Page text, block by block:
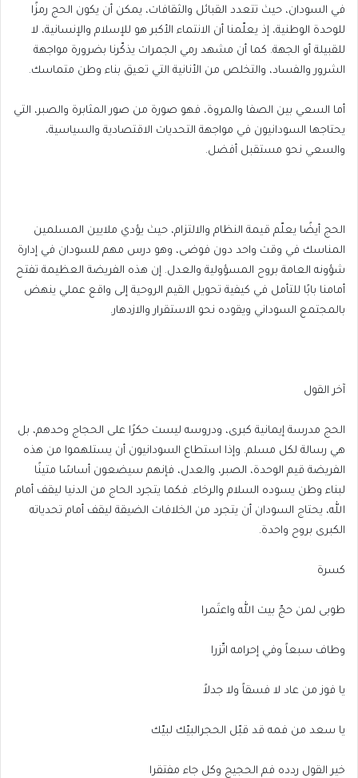
في السودان، حيث تتعدد القبائل والثقافات، يمكن أن يكون الحج رمزًا
للوحدة الوطنية، إذ يعلّمنا أن الانتماء الأكبر هو للإسلام والإنسانية، لا
للقبيلة أو الجهة. كما أن مشهد رمي الجمرات يذكّرنا بضرورة مواجهة
الشرور والفساد، والتخلص من الأنانية التي تعيق بناء وطن متماسك.
أما السعي بين الصفا والمروة، فهو صورة من صور المثابرة والصبر، التي
يحتاجها السودانيون في مواجهة التحديات الاقتصادية والسياسية،
والسعي نحو مستقبل أفضل.
الحج أيضًا يعلّم قيمة النظام والالتزام، حيث يؤدي ملايين المسلمين
المناسك في وقت واحد دون فوضى، وهو درس مهم للسودان في إدارة
شؤونه العامة بروح المسؤولية والعدل. إن هذه الفريضة العظيمة تفتح
أمامنا بابًا للتأمل في كيفية تحويل القيم الروحية إلى واقع عملي ينهض
بالمجتمع السوداني ويقوده نحو الاستقرار والازدهار.
آخر القول
الحج مدرسة إيمانية كبرى، ودروسه ليست حكرًا على الحجاج وحدهم، بل
هي رسالة لكل مسلم. وإذا استطاع السودانيون أن يستلهموا من هذه
الفريضة قيم الوحدة، الصبر، والعدل، فإنهم سيضعون أساسًا متينًا
لبناء وطن يسوده السلام والرخاء. فكما يتجرد الحاج من الدنيا ليقف أمام
الله، يحتاج السودان أن يتجرد من الخلافات الضيقة ليقف أمام تحدياته
الكبرى بروح واحدة.
كسرة
طوبى لمن حجّ بيت الله واعتَمرا
وطاف سبعاً وفي إحرامه اتّزرا
يا فوز من عاد لا فسقاً ولا جدلاً
يا سعد من فمه قد قبّل الحجرالبيّك لبيّك
خير القول ردده فم الحجيج وكل جاء مفتقرا